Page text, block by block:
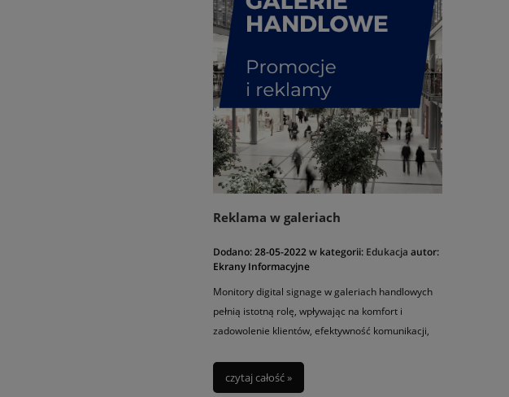
Reklama w galeriach
Dodano:28-05-2022w kategorii: Edukacja autor:
Ekrany Informacyjne
Monitory digital signage w galeriach handlowych
pełnią istotną rolę, wpływając na komfort i
zadowolenie klientów, efektywność komunikacji,
wydarzeń. Niemal każde miejsce w galerii
powinno być dobrze wykorzystane. Specjaliści od
czytaj całość »